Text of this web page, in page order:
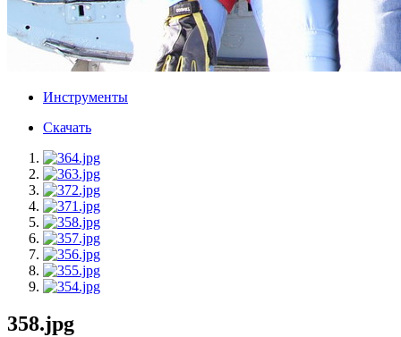
Инструменты
Скачать
358.jpg